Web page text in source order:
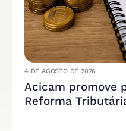
4 DE AGOSTO DE 2026
Acicam promove
Reforma